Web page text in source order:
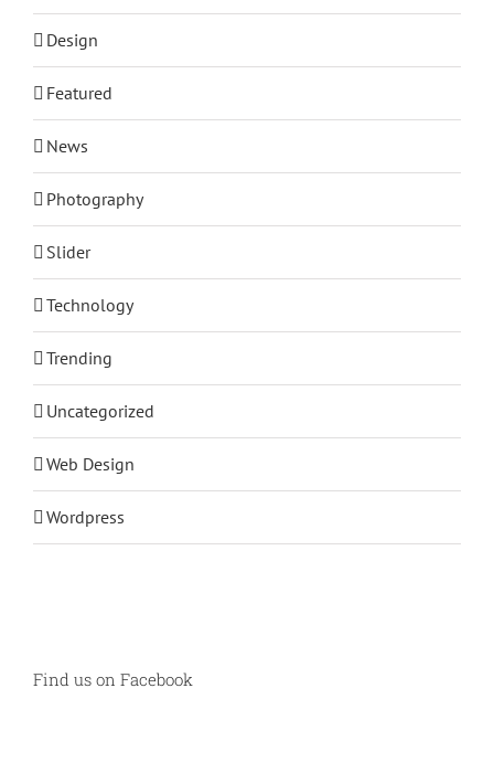
Design
Featured
News
Photography
Slider
Technology
Trending
Uncategorized
Web Design
Wordpress
Find us on Facebook